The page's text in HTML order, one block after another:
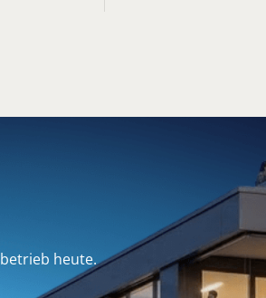
betrieb heute.